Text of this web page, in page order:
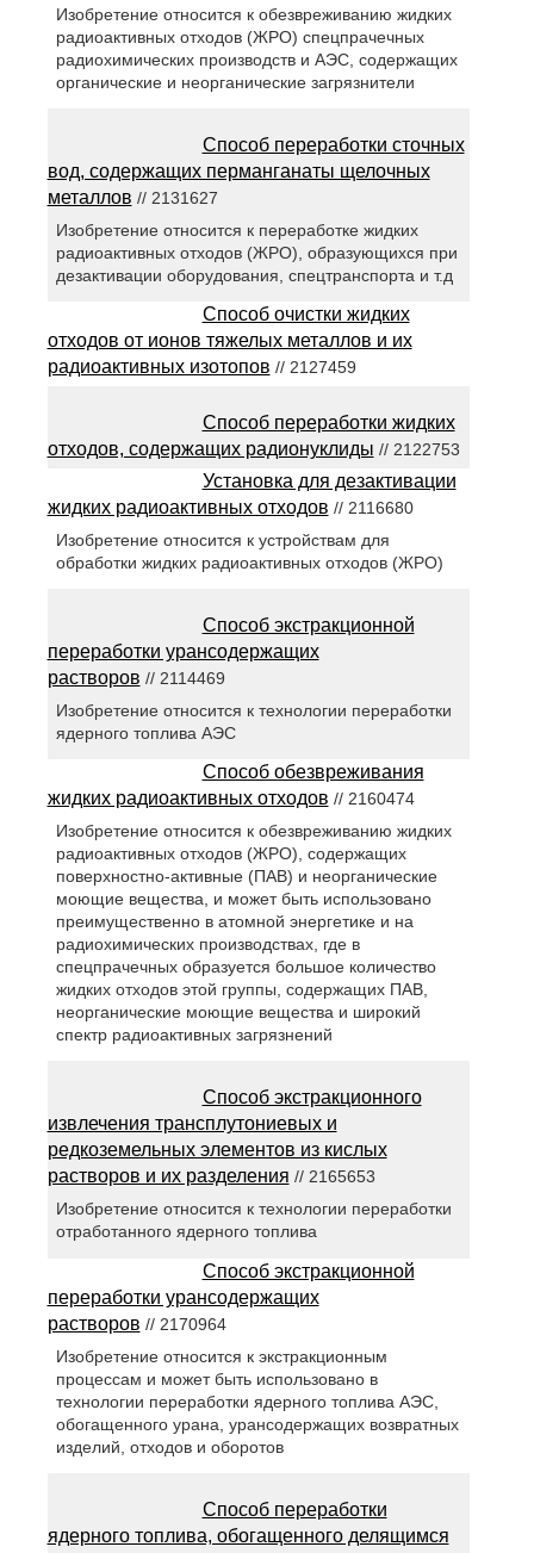
Изобретение относится к обезвреживанию жидких
радиоактивных отходов (ЖРО) спецпрачечных
радиохимических производств и АЭС, содержащих
органические и неорганические загрязнители
Способ переработки сточных
вод, содержащих перманганаты щелочных
металлов // 2131627
Изобретение относится к переработке жидких
радиоактивных отходов (ЖРО), образующихся при
дезактивации оборудования, спецтранспорта и т.д
Способ очистки жидких
отходов от ионов тяжелых металлов и их
радиоактивных изотопов // 2127459
Способ переработки жидких
отходов, содержащих радионуклиды // 2122753
Установка для дезактивации
жидких радиоактивных отходов // 2116680
Изобретение относится к устройствам для
обработки жидких радиоактивных отходов (ЖРО)
Способ экстракционной
переработки урансодержащих
растворов // 2114469
Изобретение относится к технологии переработки
ядерного топлива АЭС
Способ обезвреживания
жидких радиоактивных отходов // 2160474
Изобретение относится к обезвреживанию жидких
радиоактивных отходов (ЖРО), содержащих
поверхностно-активные (ПАВ) и неорганические
моющие вещества, и может быть использовано
преимущественно в атомной энергетике и на
радиохимических производствах, где в
спецпрачечных образуется большое количество
жидких отходов этой группы, содержащих ПАВ,
неорганические моющие вещества и широкий
спектр радиоактивных загрязнений
Способ экстракционного
извлечения трансплутониевых и
редкоземельных элементов из кислых
растворов и их разделения // 2165653
Изобретение относится к технологии переработки
отработанного ядерного топлива
Способ экстракционной
переработки урансодержащих
растворов // 2170964
Изобретение относится к экстракционным
процессам и может быть использовано в
технологии переработки ядерного топлива АЭС,
обогащенного урана, урансодержащих возвратных
изделий, отходов и оборотов
Способ переработки
ядерного топлива, обогащенного делящимся